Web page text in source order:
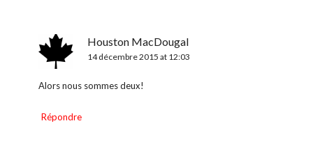
Houston MacDougal
14 décembre 2015 at 12:03
Alors nous sommes deux!
Répondre